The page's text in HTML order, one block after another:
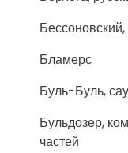
Бламерс
Буль-Буль,
Бульдозер,
частей